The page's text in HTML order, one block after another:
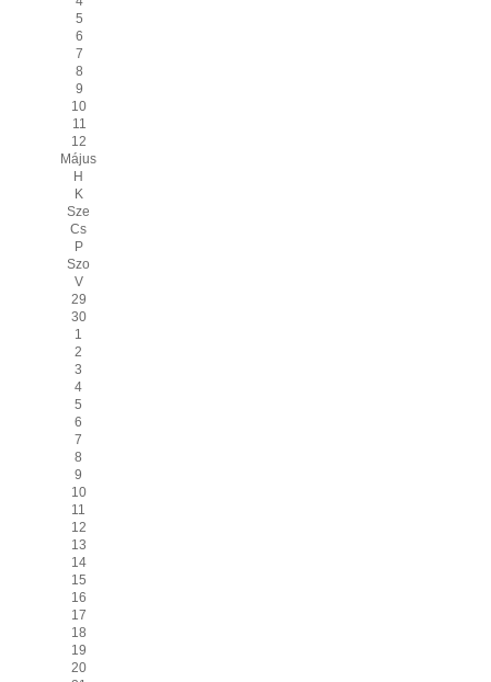
5
6
7
8
9
10
11
12
Május
H
K
Sze
Cs
P
Szo
V
29
30
1
2
3
4
5
6
7
8
9
10
11
12
13
14
15
16
17
18
19
20